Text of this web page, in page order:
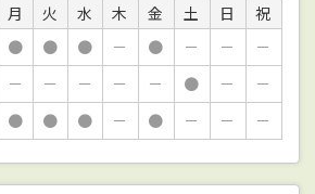
月 火 水 木 金 土 日
祝
● ● ● － ● － －
－
－ － － － － ● －
－
● ● ● － ● － － －